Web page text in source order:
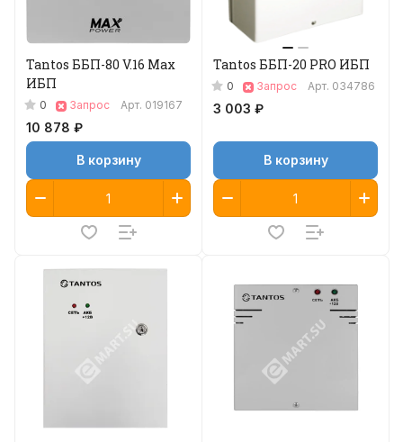
Tantos ББП-80 V.16 Max
ИБП
0 Запрос Арт. 019167
10 878 ₽
В корзину
Tantos ББП-20 PRO ИБП
0 Запрос Арт. 034786
3 003 ₽
В корзину